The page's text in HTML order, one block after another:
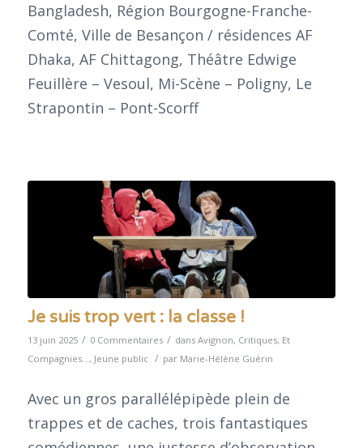
Bangladesh, Région Bourgogne-Franche-
Comté, Ville de Besançon / résidences AF
Dhaka, AF Chittagong, Théâtre Edwige
Feuillère – Vesoul, Mi-Scène – Poligny, Le
Strapontin – Pont-Scorff
Je suis trop vert : la classe !
13 juin 2025 / 0 Commentaires / dans Avignon, Critiques, Et
Compagnies..., Jeune public / par Marie-Hélène Guérin
Avec un gros parallélépipède plein de
trappes et de caches, trois fantastiques